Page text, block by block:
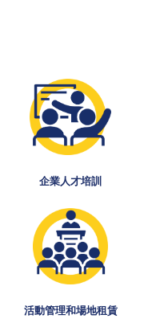
企業人才培訓
活動管理和場地租賃